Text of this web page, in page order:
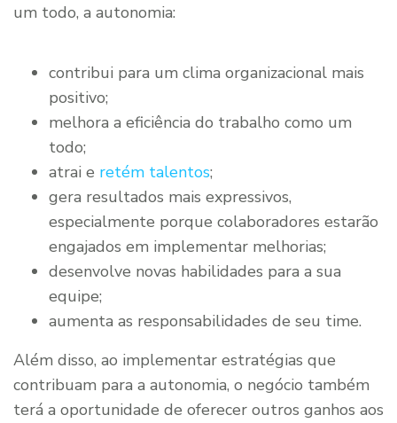
um todo, a autonomia:
contribui para um clima organizacional mais
positivo;
melhora a eficiência do trabalho como um
todo;
atrai e retém talentos;
gera resultados mais expressivos,
especialmente porque colaboradores estarão
engajados em implementar melhorias;
desenvolve novas habilidades para a sua
equipe;
aumenta as responsabilidades de seu time.
Além disso, ao implementar estratégias que
contribuam para a autonomia, o negócio também
terá a oportunidade de oferecer outros ganhos aos